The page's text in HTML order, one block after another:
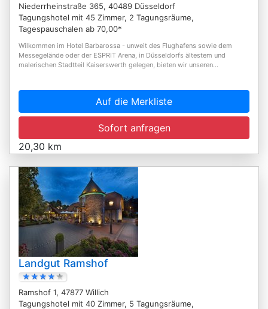
Niederrheinstraße 365, 40489 Düsseldorf
Tagungshotel mit 45 Zimmer, 2 Tagungsräume,
Tagespauschalen ab 70,00*
Wilkommen im Hotel Barbarossa - unweit des Flughafens sowie dem
Messegelände oder der ESPRIT Arena, in Düsseldorfs ältestem und
malerischen Stadtteil Kaiserswerth gelegen, bieten wir unseren...
Auf die Merkliste
Sofort anfragen
20,30 km
Landgut Ramshof
Ramshof 1, 47877 Willich
Tagungshotel mit 40 Zimmer, 5 Tagungsräume,